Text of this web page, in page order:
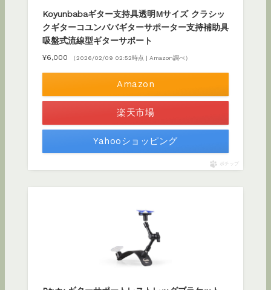
Koyunbabaギター支持具透明Mサイズ クラシッ
クギターコユンババギターサポーター支持補助具
吸盤式流線型ギターサポート
¥6,000 （2026/02/09 02:52時点 | Amazon調べ）
Amazon
楽天市場
Yahooショッピング
ポチップ